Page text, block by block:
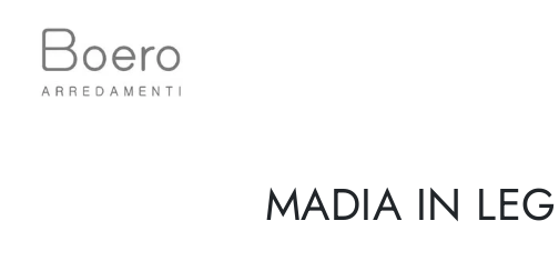
MADIA IN